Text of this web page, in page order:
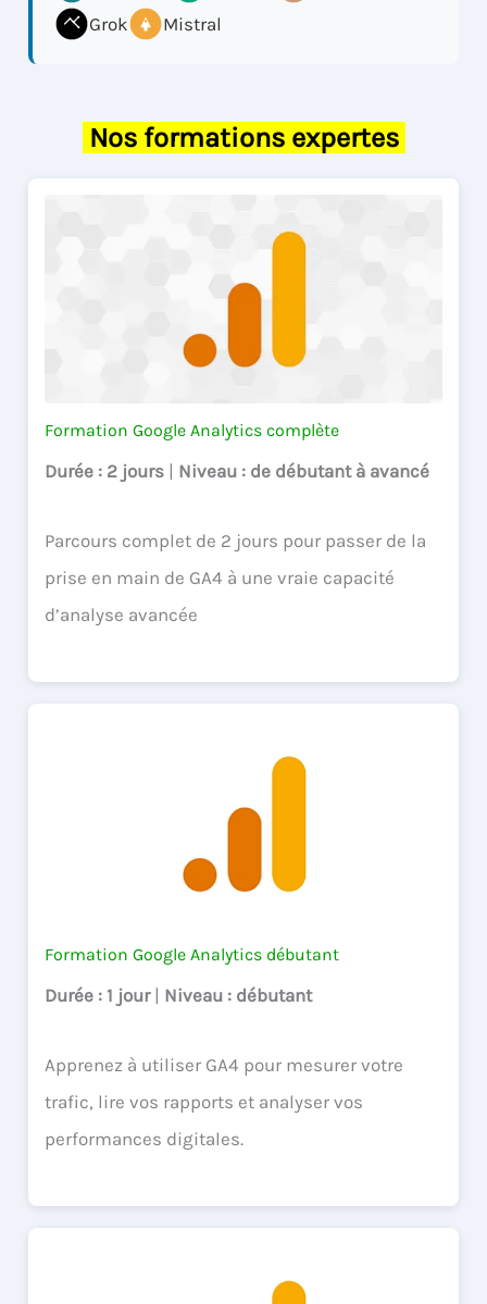
Grok
Mistral
Nos formations expertes
Formation Google Analytics complète
Durée : 2 jours | Niveau : de débutant à avancé
Parcours complet de 2 jours pour passer de la
prise en main de GA4 à une vraie capacité
d’analyse avancée
Formation Google Analytics débutant
Durée : 1 jour | Niveau : débutant
Apprenez à utiliser GA4 pour mesurer votre
trafic, lire vos rapports et analyser vos
performances digitales.